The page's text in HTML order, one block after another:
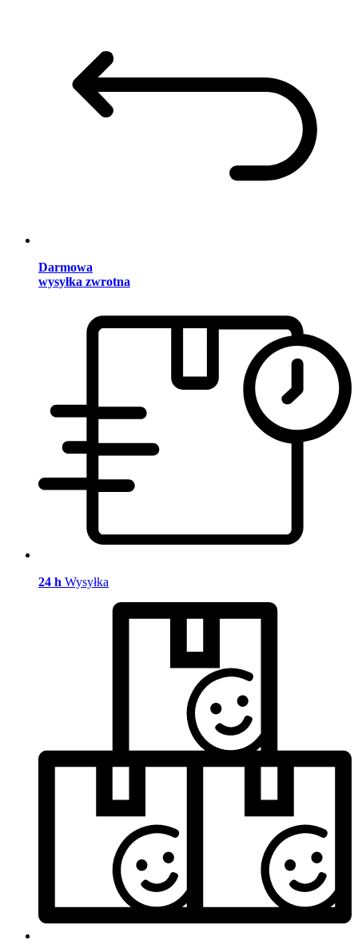
Darmowa
wysyłka zwrotna
24 h Wysyłka